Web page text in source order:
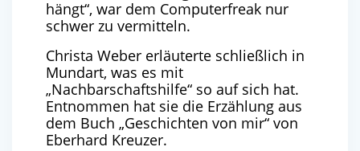
hängt“, war dem Computerfreak nur
schwer zu vermitteln.
Christa Weber erläuterte schließlich in
Mundart, was es mit
„Nachbarschaftshilfe“ so auf sich hat.
Entnommen hat sie die Erzählung aus
dem Buch „Geschichten von mir“ von
Eberhard Kreuzer.